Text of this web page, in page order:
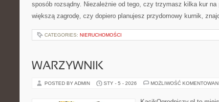
sposób rozsądny. Niezależnie od tego, czy trzymasz kilka kur na
większą zagrodę, czy dopiero planujesz przydomowy kurnik,
CATEGORIES: NIERUCHOMOŚCI
WARZYWNIK
POSTED BY ADMIN STY - 5 - 2026 MOŻLIWOŚĆ